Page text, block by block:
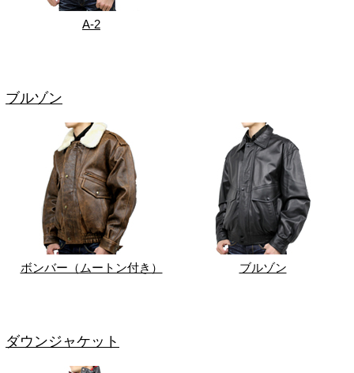
A-2
ブルゾン
ボンバー（ムートン付き） ブルゾン
ダウンジャケット